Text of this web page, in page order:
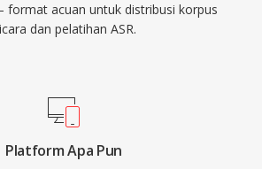
format acuan untuk distribusi korpus
dan pelatihan ASR.
Platform Apa Pun